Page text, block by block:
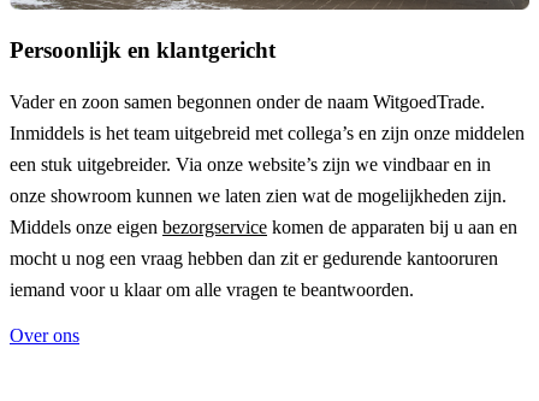
Persoonlijk en klantgericht
Vader en zoon samen begonnen onder de naam WitgoedTrade.
Inmiddels is het team uitgebreid met collega’s en zijn onze middelen
een stuk uitgebreider. Via onze website’s zijn we vindbaar en in
onze showroom kunnen we laten zien wat de mogelijkheden zijn.
Middels onze eigen bezorgservice komen de apparaten bij u aan en
mocht u nog een vraag hebben dan zit er gedurende kantooruren
iemand voor u klaar om alle vragen te beantwoorden.
Over ons